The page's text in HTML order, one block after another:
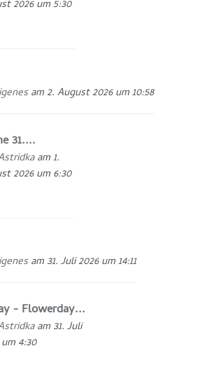
2026 um 5:30
am 2. August 2026 um 10:58
31....
am 1.
2026 um 6:30
am 31. Juli 2026 um 14:11
- Flowerday...
am 31. Juli
4:30